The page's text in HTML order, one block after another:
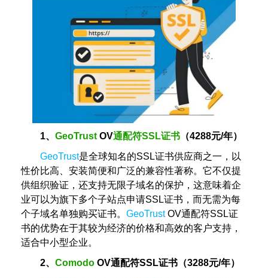
1、 GeoTrust OV通配符SSL证书 （4288元/年）
GeoTrust是全球知名的SSL证书供应商之一，以
性价比高、安装简便和广泛的兼容性著称。它不仅提
供组织验证，还支持无限子域名的保护，这意味着企
业可以为旗下多个子站点申请SSL证书，而无需为每
个子域名单独购买证书。 GeoTrustOV通配符SSL证
书的优势在于其较为经济的价格和高效的客户支持，
适合中小型企业。
2、 Comodo OV通配符SSL证书（3288元/年）